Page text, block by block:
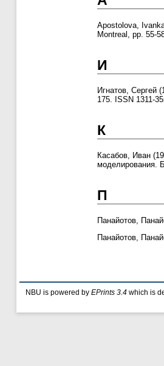
Apostolova,
Montreal, pp. 55-
И
Игнатов, Сергей
175. ISSN 1311-
К
Касабов, Иван
моделирования.
П
Панайотов,
Панайотов,
NBU is powered by EPrints 3.4 which is